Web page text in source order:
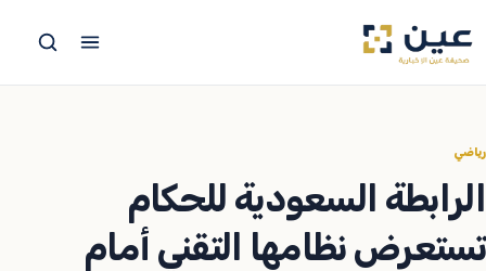
إلى
رياضي
الرابطة السعودية للحكام
تستعرض نظامها التقني أمام